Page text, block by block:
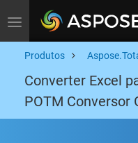
Toggle navigation
Produtos
Converter Excel
POTM Conversor